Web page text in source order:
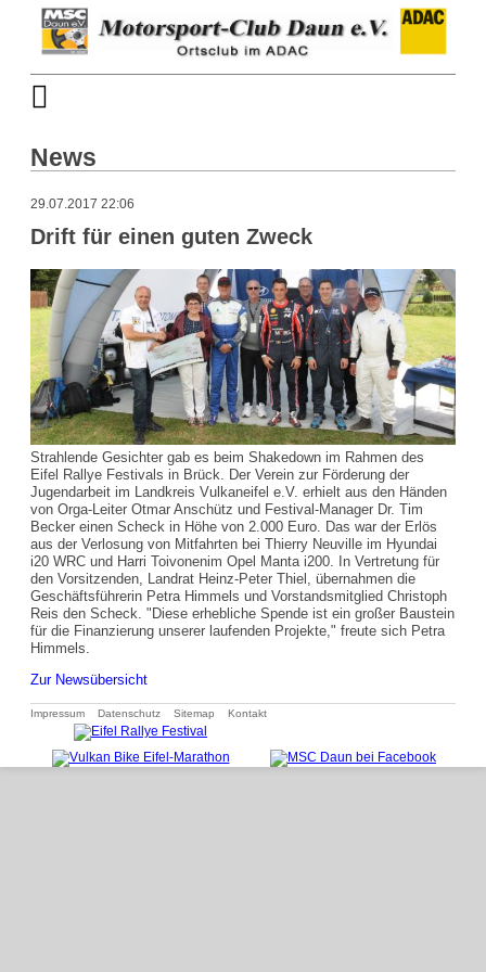
News
29.07.2017 22:06
Drift für einen guten Zweck
Strahlende Gesichter gab es beim Shakedown im Rahmen des
Eifel Rallye Festivals in Brück. Der Verein zur Förderung der
Jugendarbeit im Landkreis Vulkaneifel e.V. erhielt aus den Händen
von Orga-Leiter Otmar Anschütz und Festival-Manager Dr. Tim
Becker einen Scheck in Höhe von 2.000 Euro. Das war der Erlös
aus der Verlosung von Mitfahrten bei Thierry Neuville im Hyundai
i20 WRC und Harri Toivonenim Opel Manta i200. In Vertretung für
den Vorsitzenden, Landrat Heinz-Peter Thiel, übernahmen die
Geschäftsführerin Petra Himmels und Vorstandsmitglied Christoph
Reis den Scheck. "Diese erhebliche Spende ist ein großer Baustein
für die Finanzierung unserer laufenden Projekte," freute sich Petra
Himmels.
Zur Newsübersicht
Navigation
überspringen
Impressum Datenschutz Sitemap Kontakt